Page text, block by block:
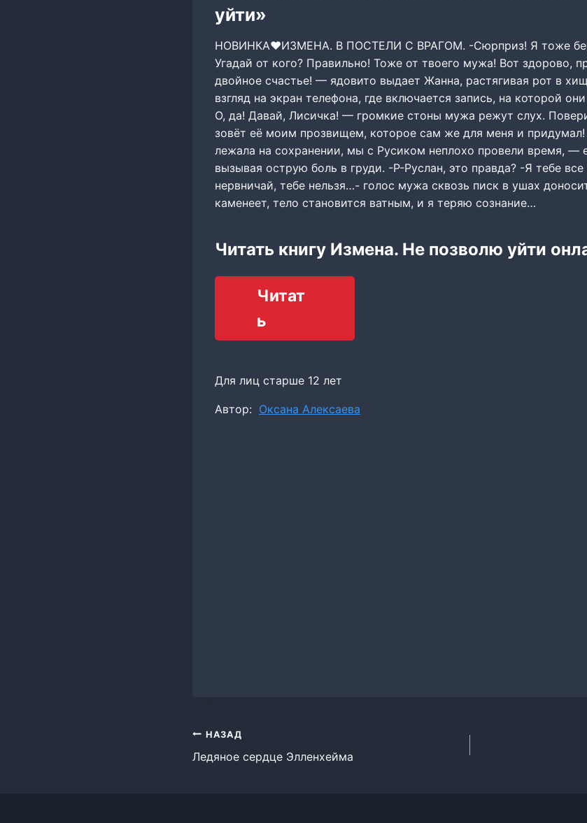
уйти»
НОВИНКА‍❤️‍ИЗМЕНА. В ПОСТЕЛИ С ВРАГОМ. -Сюрприз! Я тоже
Угадай от кого? Правильно! Тоже от твоего мужа! Вот здорово,
двойное счастье! — ядовито выдает Жанна, растягивая рот в
взгляд на экран телефона, где включается запись, на которой
О, да! Давай, Лисичка! — громкие стоны мужа режут слух.
зовёт её моим прозвищем, которое сам же для меня и
лежала на сохранении, мы с Русиком неплохо провели время, —
вызывая острую боль в груди. -Р-Руслан, это правда? -Я тебе
нервничай, тебе нельзя…- голос мужа сквозь писк в ушах
каменеет, тело становится ватным, и я теряю сознание…
Читать книгу Измена. Не позволю уйти
Читат
ь
Для лиц старше 12 лет
Метки
Автор: Оксана Алексаева
Навигация
по
НАЗАД
Ледяное сердце Элленхейма